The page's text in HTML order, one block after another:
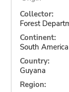
Collector:
Forest
Continent:
South America
Country:
Guyana
Region: